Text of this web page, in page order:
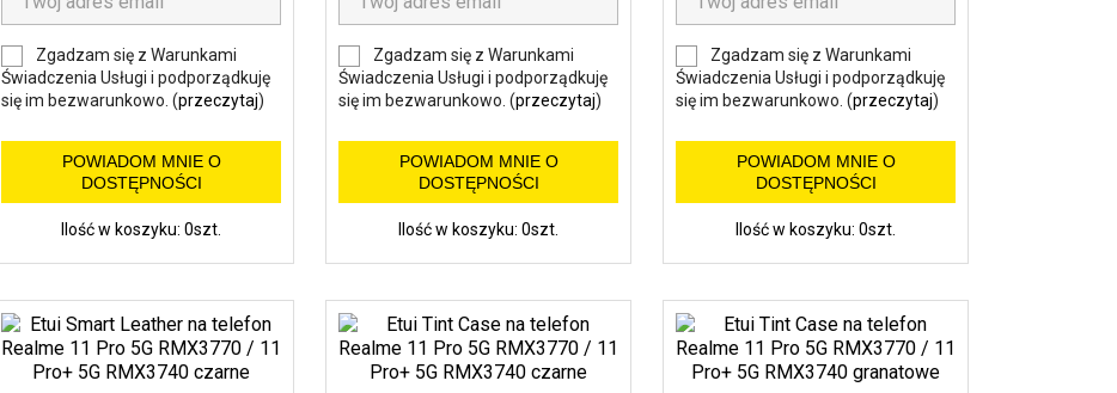
Zgadzam się z Warunkami
Świadczenia Usługi i podporządkuję
się im bezwarunkowo. (przeczytaj)
POWIADOM MNIE O
DOSTĘPNOŚCI
Ilość w koszyku: 0szt.
Zgadzam się z Warunkami
Świadczenia Usługi i podporządkuję
się im bezwarunkowo. (przeczytaj)
POWIADOM MNIE O
DOSTĘPNOŚCI
Ilość w koszyku: 0szt.
Zgadzam się z Warunkami
Świadczenia Usługi i podporządkuję
się im bezwarunkowo. (przeczytaj)
POWIADOM MNIE O
DOSTĘPNOŚCI
Ilość w koszyku: 0szt.